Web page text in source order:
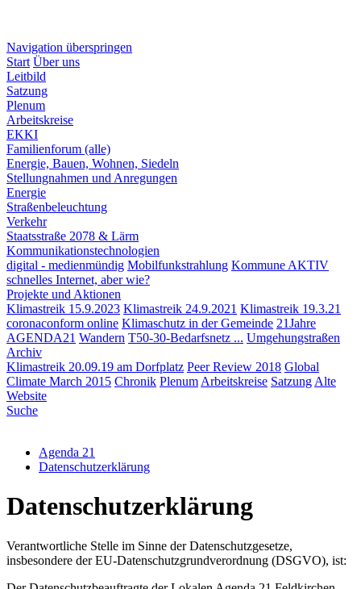
Navigation überspringen
Start Über uns
Leitbild
Satzung
Plenum
Arbeitskreise
EKKI
Familienforum (alle)
Energie, Bauen, Wohnen, Siedeln
Stellungnahmen und Anregungen
Energie
Straßenbeleuchtung
Verkehr
Staatsstraße 2078 & Lärm
Kommunikationstechnologien
digital - medienmündig Mobilfunkstrahlung Kommune AKTIV
schnelles Internet, aber wie?
Projekte und Aktionen
Klimastreik 15.9.2023 Klimastreik 24.9.2021 Klimastreik 19.3.21
coronaconform online Klimaschutz in der Gemeinde 21Jahre
AGENDA21 Wandern T50-30-Bedarfsnetz ... Umgehungstraßen
Archiv
Klimastreik 20.09.19 am Dorfplatz Peer Review 2018 Global
Climate March 2015 Chronik Plenum Arbeitskreise Satzung Alte
Website
Suche
Agenda 21
Datenschutzerklärung
Datenschutzerklärung
Verantwortliche Stelle im Sinne der Datenschutzgesetze,
insbesondere der EU-Datenschutzgrundverordnung (DSGVO), ist: